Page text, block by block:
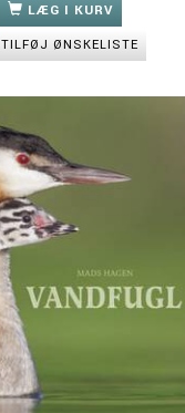
LÆG I KURV
TILFØJ ØNSKELISTE